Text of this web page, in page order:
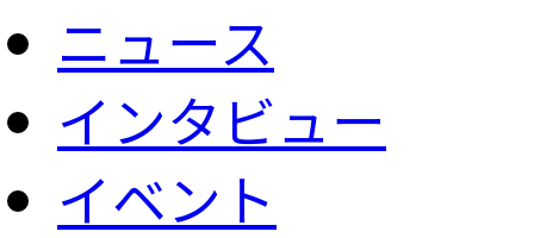
ニュース
インタビュー
イベント